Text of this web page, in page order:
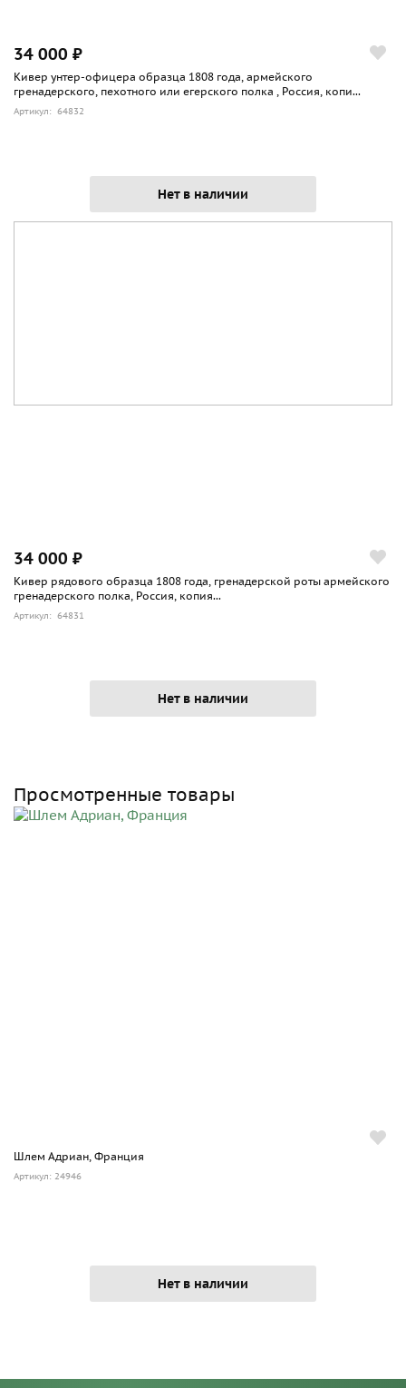
34 000 ₽
Кивер унтер-офицера образца 1808 года, армейского
гренадерского, пехотного или егерского полка , Россия, копи...
Артикул: 64832
Нет в наличии
34 000 ₽
Кивер рядового образца 1808 года, гренадерской роты армейского
гренадерского полка, Россия, копия...
Артикул: 64831
Нет в наличии
Просмотренные товары
Шлем Адриан, Франция
Артикул: 24946
Нет в наличии